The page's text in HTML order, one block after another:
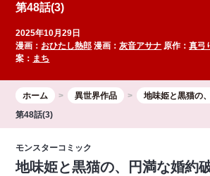
第48話(3)
2025年10月29日
漫画： おひたし熱郎 漫画：灰音アサナ 原作：真弓
案： まち
ホーム 異世界作品
地味姫と黒猫の
第48話(3)
モンスターコミック
地味姫と黒猫の、円満な婚約